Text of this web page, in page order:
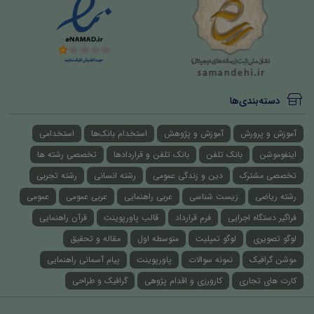
دسته‌بندی‌ها
آموزش و پرورش آموزش و پژوهش استخدام بانک‌ها
استخدامی
اینفوموشن
بانک تلفن بانک تلفن و قراردادها
تخصصی رشته ها
تخصصی مشترک
دین و زندگی عمومی رشته انسانی
رشته تجربی
رشته ریاضی
زیست شناسی عربی راهنمایی عربی عمومی
عمومی
فراگیر دستگاه اجرایی
فرم قرارداد قالب پاورپوینت
قرآن راهنمایی
لوگو تصویری
لوگو تمپلیت متوسطه اول
مقاله و تحقیق
موشن گرافیک
نمونه سوالات پاورپوینت
پیام آسمانی راهنمایی
کارت های تجاری
کارورزی و اقدام پژوهی گرافیک و طراحی